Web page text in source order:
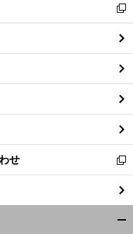
【
Ｊ
】
閉
る
新
し
い
ウ
ィ
ン
ド
ウ
で
開
く
せ
新
し
い
ウ
ィ